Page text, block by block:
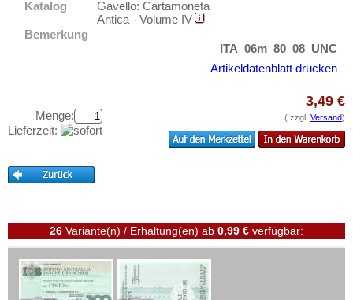
Liechtenstein
Mazedonien
Moldawien
Nordirland
Norwegen
Österreich
Testbanknoten
Banknotenbriefe
Kontakt
Preislisten
Ankauf
Erhaltungsgrade
Katalog
Gavello: Cartamoneta
Antica - Volume IV
Bemerkung
ITA_06m_80_08_UNC
Artikeldatenblatt drucken
Menge:
Lieferzeit:
3,49 €
( zzgl. Versand)
26 Variante(n) / Erhaltung(en) ab 0,99 € verfügbar: